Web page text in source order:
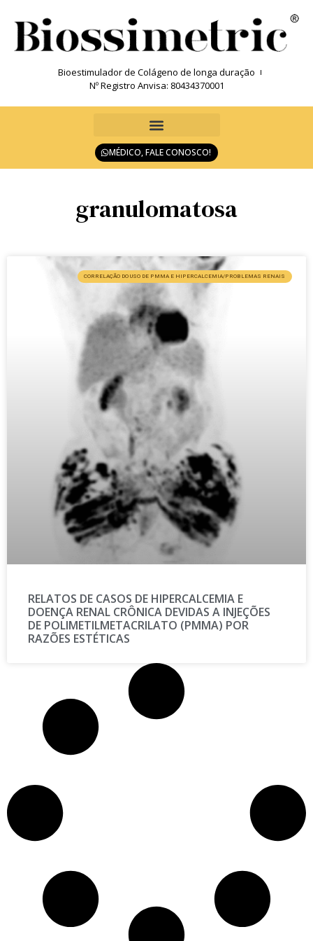
Bioestimulador de Colágeno de longa duração
Nº Registro Anvisa: 80434370001
MÉDICO, FALE CONOSCO!
granulomatosa
CORRELAÇÃO DO USO DE PMMA E HIPERCALCEMIA/PROBLEMAS RENAIS
RELATOS DE CASOS DE HIPERCALCEMIA E
DOENÇA RENAL CRÔNICA DEVIDAS A INJEÇÕES
DE POLIMETILMETACRILATO (PMMA) POR
RAZÕES ESTÉTICAS